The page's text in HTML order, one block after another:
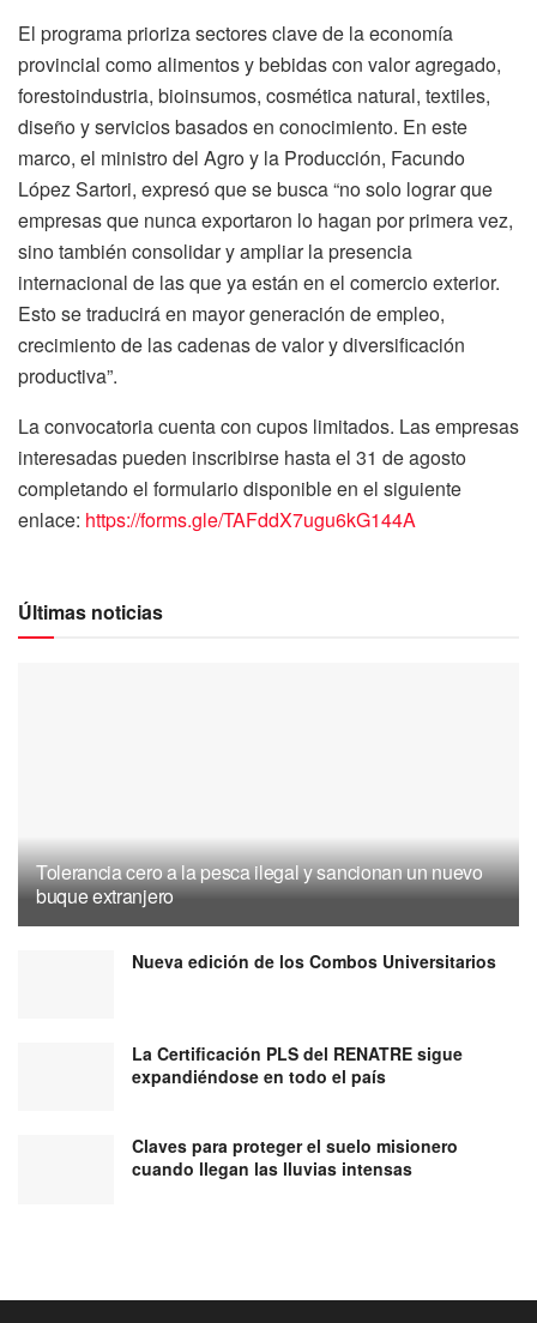
El programa prioriza sectores clave de la economía
provincial como alimentos y bebidas con valor agregado,
forestoindustria, bioinsumos, cosmética natural, textiles,
diseño y servicios basados en conocimiento. En este
marco, el ministro del Agro y la Producción, Facundo
López Sartori, expresó que se busca “no solo lograr que
empresas que nunca exportaron lo hagan por primera vez,
sino también consolidar y ampliar la presencia
internacional de las que ya están en el comercio exterior.
Esto se traducirá en mayor generación de empleo,
crecimiento de las cadenas de valor y diversificación
productiva”.
La convocatoria cuenta con cupos limitados. Las empresas
interesadas pueden inscribirse hasta el 31 de agosto
completando el formulario disponible en el siguiente
enlace: https://forms.gle/TAFddX7ugu6kG144A
Últimas noticias
Tolerancia cero a la pesca ilegal y sancionan un nuevo
buque extranjero
Nueva edición de los Combos Universitarios
La Certificación PLS del RENATRE sigue
expandiéndose en todo el país
Claves para proteger el suelo misionero
cuando llegan las lluvias intensas